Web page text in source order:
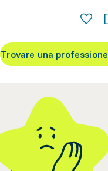
Trovare una professione